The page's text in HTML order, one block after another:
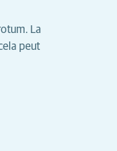
La
peut